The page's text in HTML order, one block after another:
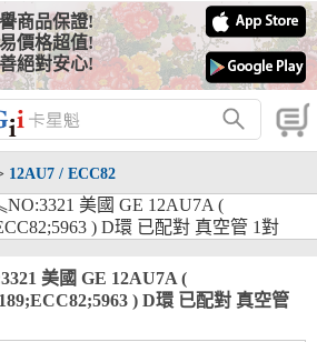
商品保證!
價格超值!
絕對安心!
12AU7 / ECC82
美國 GE 12AU7A (
) D環 已配對 真空管
信用卡分期付款』 與 『信用卡零利率
下：
期之銀行
、合作金庫、第一銀行、華南銀行、
、上海銀行、富邦銀行、國泰世華、
、台中銀行、匯豐銀行、華泰銀行、
大銀行、永豐銀行、玉山銀行、凱基銀
銀行、台新銀行、安泰銀行、中國信